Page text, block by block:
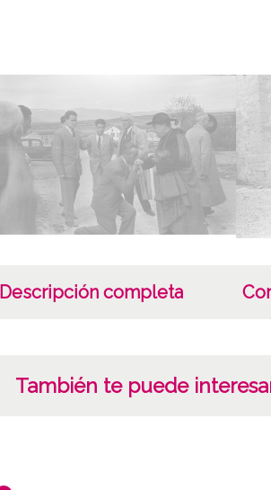
Descripción completa
También te puede